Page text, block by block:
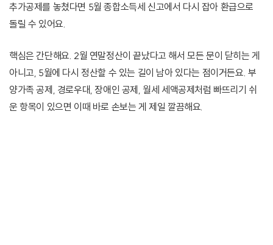
추가공제를 놓쳤다면 5월 종합소득세 신고에서 다시 잡아 환급으로
돌릴 수 있어요.
핵심은 간단해요. 2월 연말정산이 끝났다고 해서 모든 문이 닫히는 게
아니고, 5월에 다시 정산할 수 있는 길이 남아 있다는 점이거든요. 부
양가족 공제, 경로우대, 장애인 공제, 월세 세액공제처럼 빠뜨리기 쉬
운 항목이 있으면 이때 바로 손보는 게 제일 깔끔해요.